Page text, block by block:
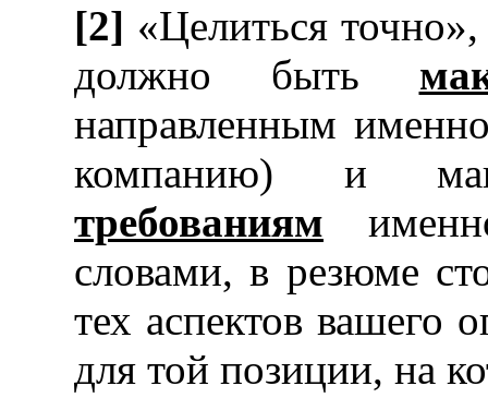
[2] «Целиться
должно быть
направленным
компанию) и
требованиям
словами, в резюме
тех аспектов вашего
для той позиции, на